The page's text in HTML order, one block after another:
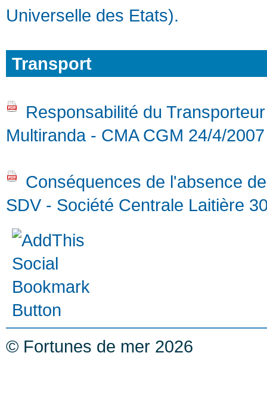
Universelle des Etats).
Transport
Responsabilité du
Multiranda - CMA CGM 24/4/
Conséquences de l'absence
SDV - Société Centrale Laitière
© Fortunes de mer 2026